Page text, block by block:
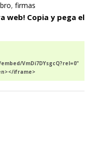
, firmas
web! Copia y pega el
VmDi7DYsgcQ?rel=0"
iframe>